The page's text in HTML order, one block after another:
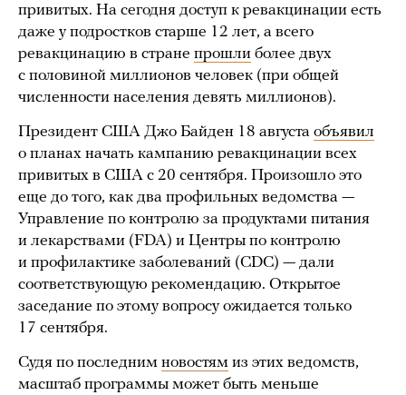
привитых. На сегодня доступ к ревакцинации есть
даже у подростков старше 12 лет, а всего
ревакцинацию в стране прошли более двух
с половиной миллионов человек (при общей
численности населения девять миллионов).
Президент США Джо Байден 18 августа объявил
о планах начать кампанию ревакцинации всех
привитых в США с 20 сентября. Произошло это
еще до того, как два профильных ведомства —
Управление по контролю за продуктами питания
и лекарствами (FDA) и Центры по контролю
и профилактике заболеваний (CDC) — дали
соответствующую рекомендацию. Открытое
заседание по этому вопросу ожидается только
17 сентября.
Судя по последним новостям из этих ведомств,
масштаб программы может быть меньше